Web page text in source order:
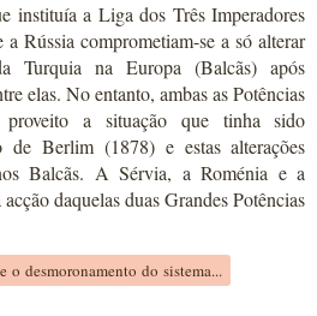
instituía a Liga dos Três Imperadores
Rússia comprometiam-se a só alterar
Turquia na Europa (Balcãs) após
elas. No entanto, ambas as Potências
a situação que tinha sido
de Berlim (1878) e estas alterações
Balcãs. A Sérvia, a Roménia e a
daquelas duas Grandes Potências
desmoronamento do sistema...